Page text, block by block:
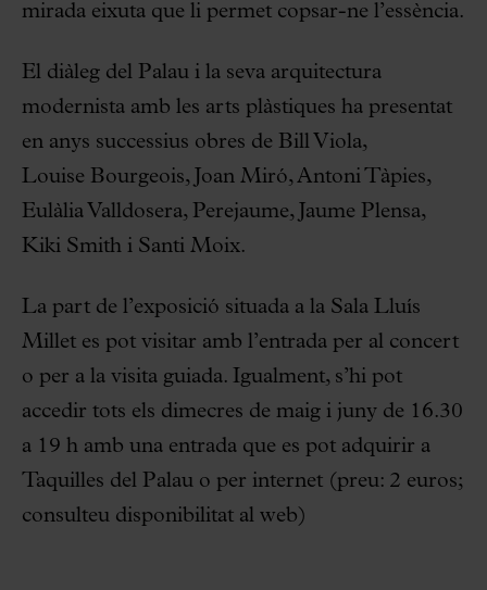
mirada eixuta que li permet copsar-ne l’essència.
El diàleg del Palau i la seva arquitectura
modernista amb les arts plàstiques ha presentat
en anys successius obres de Bill Viola,
Louise Bourgeois, Joan Miró, Antoni Tàpies,
Eulàlia Valldosera, Perejaume, Jaume Plensa,
Kiki Smith i Santi Moix.
La part de l’exposició situada a la Sala Lluís
Millet es pot visitar amb l’entrada per al concert
o per a la visita guiada. Igualment, s’hi pot
accedir tots els dimecres de maig i juny de 16.30
a 19 h amb una entrada que es pot adquirir a
Taquilles del Palau o per internet (preu: 2 euros;
consulteu disponibilitat al web)